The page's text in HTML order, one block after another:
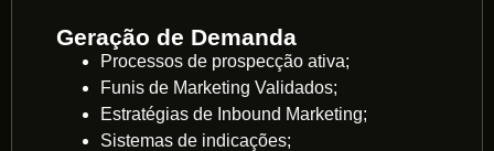
Geração de Demanda
Processos de prospecção ativa;
Funis de Marketing Validados;
Estratégias de Inbound Marketing;
Sistemas de indicações;